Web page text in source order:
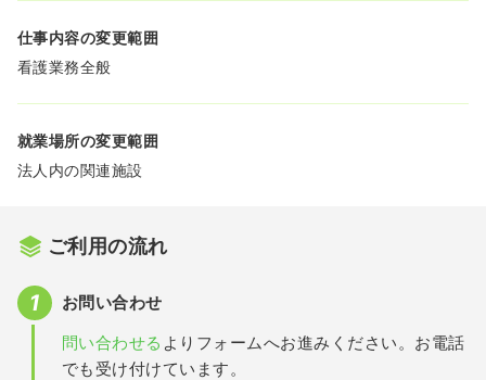
仕事内容の変更範囲
看護業務全般
就業場所の変更範囲
法人内の関連施設
ご利用の流れ
お問い合わせ
問い合わせる よりフォームへお進みください。お電話
でも受け付けています。